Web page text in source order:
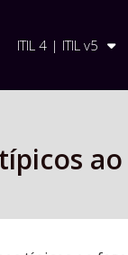
ITIL 4 | ITIL v5